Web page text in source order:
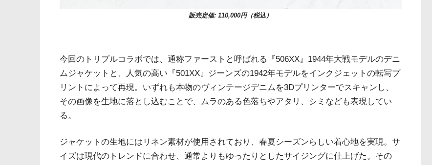
販売定価: 110,000円（税込）
今回のトリプルコラボでは、通称ファーストと呼ばれる『506XX』1944年大戦モデルのデニ
ムジャケットと、人気の高い『501XX』ジーンズの1942年モデルをインクジェットの転写プ
リントによって再現。いずれも本物のヴィンテージデニムを3Dプリンターでスキャンし、
その画像を生地に落とし込むことで、ムラのある色落ちやアタリ、シミなども表現してい
る。
ジャケットの生地にはリネン素材が使用されており、春夏シーズンらしい着心地を実現。サ
イズは現代のトレンドに合わせ、通常よりもゆったりとしたサイジングに仕上げた。その